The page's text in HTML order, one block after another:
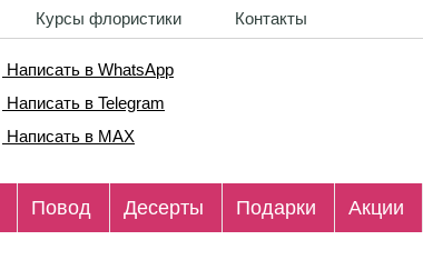
Курсы флористики Контакты
Написать в WhatsApp
Написать в Telegram
Написать в MAX
Повод Десерты Подарки Акции